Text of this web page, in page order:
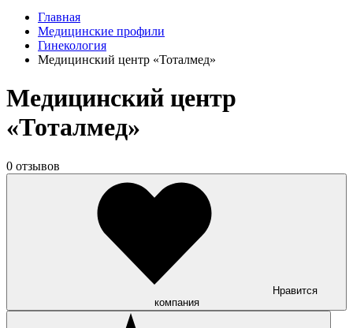
Главная
Медицинские профили
Гинекология
Медицинский центр «Тоталмед»
Медицинский центр
«Тоталмед»
0 отзывов
Нравится
компания